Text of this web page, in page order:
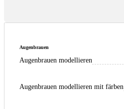
Augenbrauen
Augenbrauen modellieren
Augenbrauen modellieren mit färben